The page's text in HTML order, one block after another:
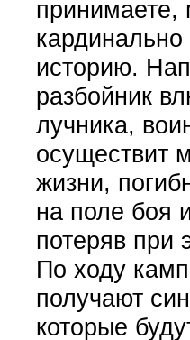
принимаете,
историю.
разбойник
лучника,
осуществит
жизни,
на поле боя
потеряв при
По ходу
получают
которые